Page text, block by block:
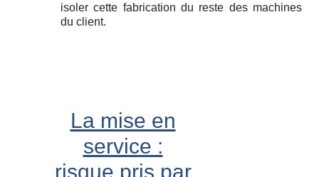
isoler cette fabrication du reste des machines
du client.
La mise en
service :
risque pris par